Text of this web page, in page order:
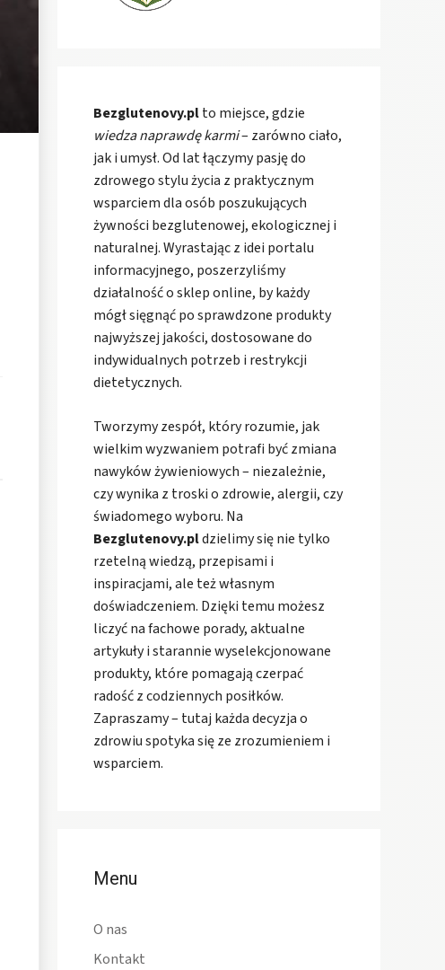
Bezglutenovy.plto miejsce, gdzie
wiedza naprawdę karmi– zarówno ciało,
jak i umysł. Od lat łączymy pasję do
zdrowego stylu życia z praktycznym
wsparciem dla osób poszukujących
żywności bezglutenowej, ekologicznej i
naturalnej. Wyrastając z idei portalu
informacyjnego, poszerzyliśmy
działalność o sklep online, by każdy
mógł sięgnąć po sprawdzone produkty
najwyższej jakości, dostosowane do
indywidualnych potrzeb i restrykcji
dietetycznych.
Tworzymy zespół, który rozumie, jak
wielkim wyzwaniem potrafi być zmiana
nawyków żywieniowych – niezależnie,
czy wynika z troski o zdrowie, alergii, czy
świadomego wyboru. Na
Bezglutenovy.pldzielimy się nie tylko
rzetelną wiedzą, przepisami i
inspiracjami, ale też własnym
doświadczeniem. Dzięki temu możesz
liczyć na fachowe porady, aktualne
artykuły i starannie wyselekcjonowane
produkty, które pomagają czerpać
radość z codziennych posiłków.
Zapraszamy – tutaj każda decyzja o
zdrowiu spotyka się ze zrozumieniem i
wsparciem.
Menu
O nas
Kontakt